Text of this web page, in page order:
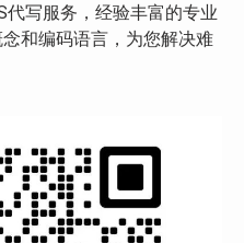
代写服务，经验丰富的专业
和编码语言，为您解决难